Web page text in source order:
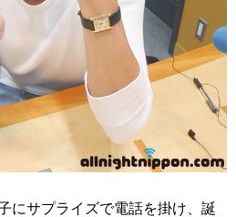
にサプライズで電話を掛け、誕